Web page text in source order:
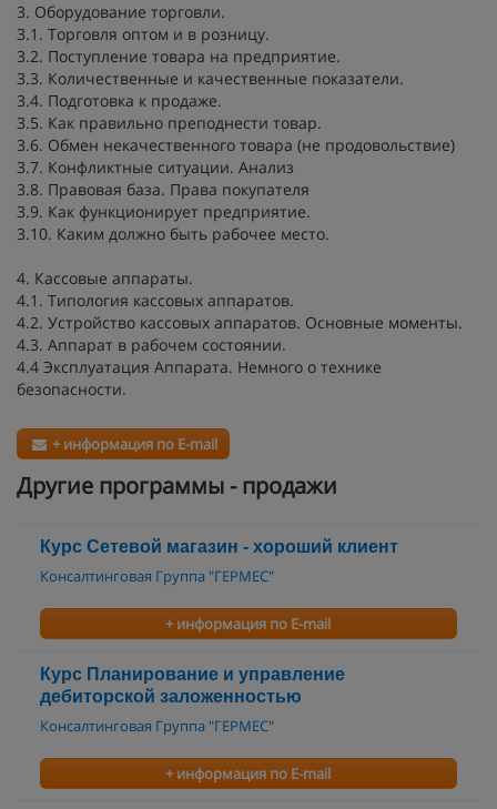
3. Оборудование торговли.
3.1. Торговля оптом и в розницу.
3.2. Поступление товара на предприятие.
3.3. Количественные и качественные показатели.
3.4. Подготовка к продаже.
3.5. Как правильно преподнести товар.
3.6. Обмен некачественного товара (не продовольствие)
3.7. Конфликтные ситуации. Анализ
3.8. Правовая база. Права покупателя
3.9. Как функционирует предприятие.
3.10. Каким должно быть рабочее место.
4. Кассовые аппараты.
4.1. Типология кассовых аппаратов.
4.2. Устройство кассовых аппаратов. Основные моменты.
4.3. Аппарат в рабочем состоянии.
4.4 Эксплуатация Аппарата. Немного о технике
безопасности.
+ информация по E-mail
Другие программы - продажи
Курс Сетевой магазин - хороший клиент
Консалтинговая Группа "ГЕРМЕС"
+ информация по E-mail
Курс Планирование и управление
дебиторской заложенностью
Консалтинговая Группа "ГЕРМЕС"
+ информация по E-mail